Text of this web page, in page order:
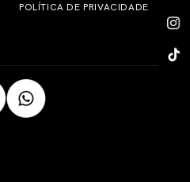
POLÍTICA DE PRIVACIDADE